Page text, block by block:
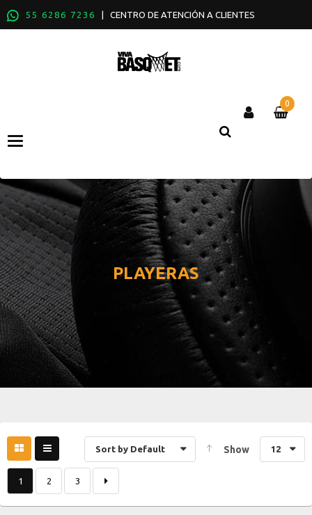
55 6286 7236 | CENTRO DE ATENCIÓN A CLIENTES
Categories
0
PLAYERAS
Sort by Default Show 12
1 2 3